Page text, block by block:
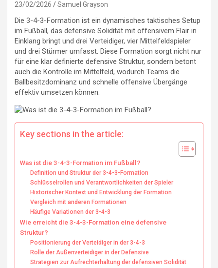
23/02/2026 Samuel Grayson
Die 3-4-3-Formation ist ein dynamisches taktisches Setup
im Fußball, das defensive Solidität mit offensivem Flair in
Einklang bringt und drei Verteidiger, vier Mittelfeldspieler
und drei Stürmer umfasst. Diese Formation sorgt nicht nur
für eine klar definierte defensive Struktur, sondern betont
auch die Kontrolle im Mittelfeld, wodurch Teams die
Ballbesitzdominanz und schnelle offensive Übergänge
effektiv umsetzen können.
Key sections in the article:
Was ist die 3-4-3-Formation im Fußball?
Definition und Struktur der 3-4-3-Formation
Schlüsselrollen und Verantwortlichkeiten der Spieler
Historischer Kontext und Entwicklung der Formation
Vergleich mit anderen Formationen
Häufige Variationen der 3-4-3
Wie erreicht die 3-4-3-Formation eine defensive
Struktur?
Positionierung der Verteidiger in der 3-4-3
Rolle der Außenverteidiger in der Defensive
Strategien zur Aufrechterhaltung der defensiven Solidität